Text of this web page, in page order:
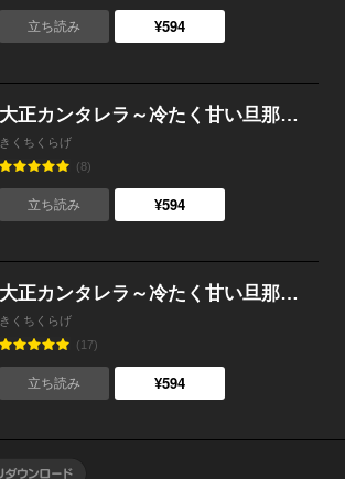
立ち読み ¥594
大正カンタレラ～冷たく甘い旦那様～ （2）
きくちくらげ
(8)
立ち読み ¥594
大正カンタレラ～冷たく甘い旦那様～ （1）【電子限定特典】二人きりのお屋敷で…じれきゅん炸裂描きおろしマンガ特典つき
きくちくらげ
(17)
立ち読み ¥594